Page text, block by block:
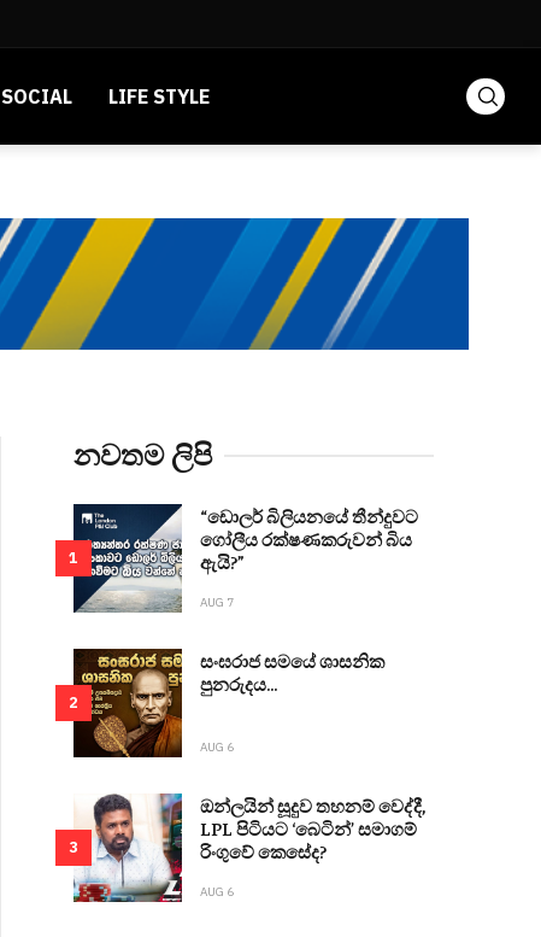
SOCIAL LIFE STYLE
නවතම ලිපි
1
“ඩොලර් බිලියනයේ තීන්දුවට
ගෝලීය රක්ෂණකරුවන් බිය
ඇයි?”
AUG 7
2
සංඝරාජ සමයේ ශාසනික
පුනරුදය...
AUG 6
3
ඔන්ලයින් සූදුව තහනම් වෙද්දී,
LPL පිටියට ‘බෙටින්’ සමාගම්
රිංගුවේ කෙසේද?
AUG 6